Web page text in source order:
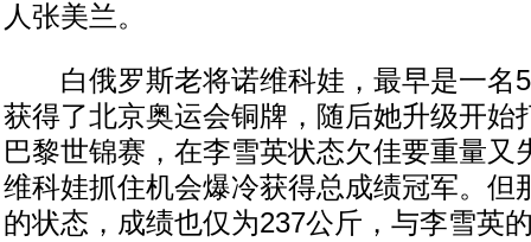
人张美兰。
白俄罗斯老将诺维科娃，最早是一名
获得了北京奥运会铜牌，随后她升级开始
巴黎世锦赛，在李雪英状态欠佳要重量又
维科娃抓住机会爆冷获得总成绩冠军。但
的状态，成绩也仅为237公斤，与李雪英